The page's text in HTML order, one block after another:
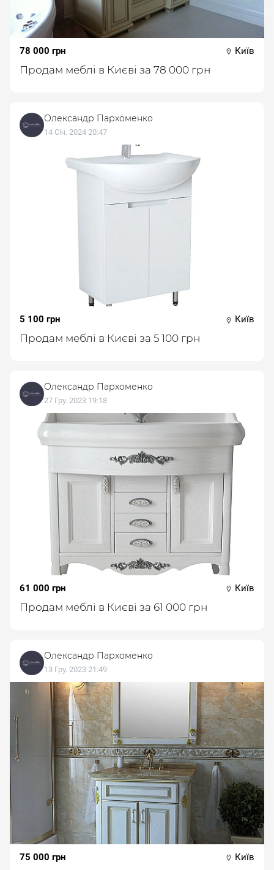
78 000 грн Київ
Продам меблі в Києві за 78 000 грн
Олександр Пархоменко
14 Січ. 2024 20:47
5 100 грн Київ
Продам меблі в Києві за 5 100 грн
Олександр Пархоменко
27 Гру. 2023 19:18
61 000 грн Київ
Продам меблі в Києві за 61 000 грн
Олександр Пархоменко
13 Гру. 2023 21:49
75 000 грн Київ